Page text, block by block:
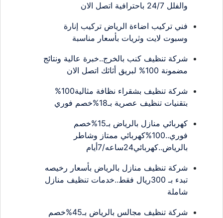
والفلل 24/7 باحترافية اتصل الان
فني تركيب اضاءة الرياض تركيب إنارة
وسبوت لايت وثريات بأسعار مناسبة
شركة تنظيف كنب بالخرج..خبرة عالية ونتائج
مضمونة 100% لبريق أثاثك اتصل الان
شركة تنظيف بشقراء نظافة مثالية100%
بتقنيات تنظيف عصرية بـ18%خصم فوري
كهربائي منازل بالرياض بـ15%خصم
فوري..100%كهربائي ممتاز وشاطر
بالرياض..كهربائي24ساعه/7أيام
شركة تنظيف منازل بالرياض بأسعار رخيصه
تبدء بـ 300ريال فقط..خدمات تنظيف منازل
شاملة
شركة تنظيف مجالس بالرياض بـ45%خصم